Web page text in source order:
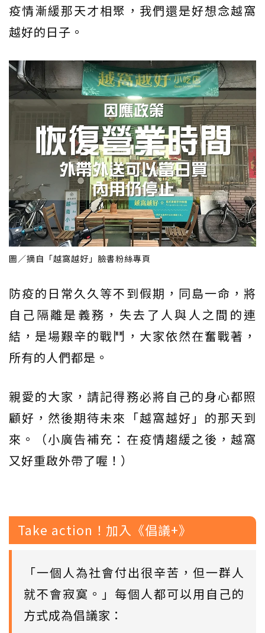
疫情漸緩那天才相聚，我們還是好想念越窩
越好的日子。
圖／摘自「越窩越好」臉書粉絲專頁
防疫的日常久久等不到假期，同島一命，將
自己隔離是義務，失去了人與人之間的連
結，是場艱辛的戰鬥，大家依然在奮戰著，
所有的人們都是。
親愛的大家，請記得務必將自己的身心都照
顧好，然後期待未來「越窩越好」的那天到
來。（小廣告補充：在疫情趨緩之後，越窩
又好重啟外帶了喔！）
Take action！加入《倡議+》
「一個人為社會付出很辛苦，但一群人
就不會寂寞。」每個人都可以用自己的
方式成為倡議家：